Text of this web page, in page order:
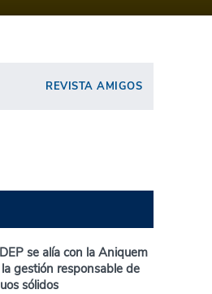
REVISTA AMIGOS
se alía con la Aniquem
gestión responsable de
sólidos